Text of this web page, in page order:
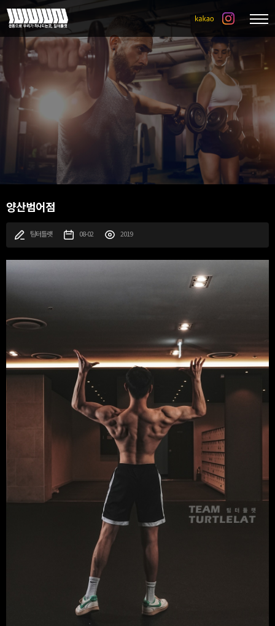
양산범어점
팀터틀랫 08-02 2019